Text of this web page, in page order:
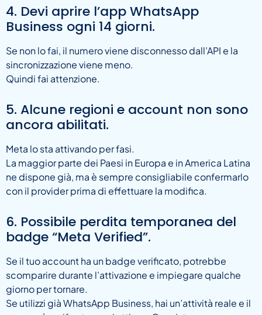
4. Devi aprire l’app WhatsApp
Business ogni 14 giorni.
Se non lo fai, il numero viene disconnesso dall’API e la
sincronizzazione viene meno.
Quindi fai attenzione.
5. Alcune regioni e account non sono
ancora abilitati.
Meta lo sta attivando per fasi.
La maggior parte dei Paesi in Europa e in America Latina
ne dispone già, ma è sempre consigliabile confermarlo
con il provider prima di effettuare la modifica.
6. Possibile perdita temporanea del
badge “Meta Verified”.
Se il tuo account ha un badge verificato, potrebbe
scomparire durante l’attivazione e impiegare qualche
giorno per tornare.
Se utilizzi già WhatsApp Business, hai un’attività reale e il